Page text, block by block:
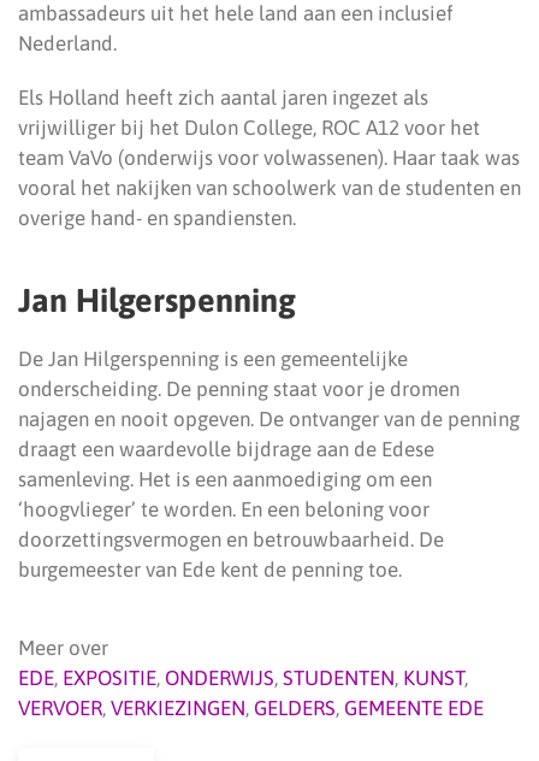
ambassadeurs uit het hele land aan een inclusief
Nederland.
Els Holland heeft zich aantal jaren ingezet als
vrijwilliger bij het Dulon College, ROC A12 voor het
team VaVo (onderwijs voor volwassenen). Haar taak was
vooral het nakijken van schoolwerk van de studenten en
overige hand- en spandiensten.
Jan Hilgerspenning
De Jan Hilgerspenning is een gemeentelijke
onderscheiding. De penning staat voor je dromen
najagen en nooit opgeven. De ontvanger van de penning
draagt een waardevolle bijdrage aan de Edese
samenleving. Het is een aanmoediging om een
‘hoogvlieger’ te worden. En een beloning voor
doorzettingsvermogen en betrouwbaarheid. De
burgemeester van Ede kent de penning toe.
Meer over
EDE, EXPOSITIE, ONDERWIJS, STUDENTEN, KUNST,
VERVOER, VERKIEZINGEN, GELDERS, GEMEENTE EDE